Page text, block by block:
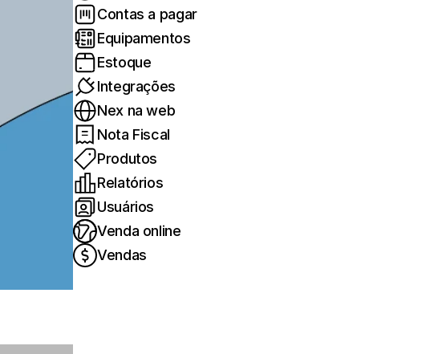
Contas a pagar
Equipamentos
Estoque
Integrações
Nex na web
Nota Fiscal
Produtos
Relatórios
Usuários
Venda online
Vendas